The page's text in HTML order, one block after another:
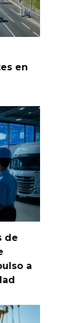
en
de
a